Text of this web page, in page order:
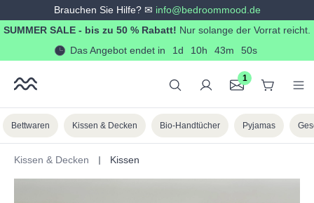
springenBrauchen Sie Hilfe? ✉ info@bedroommood.de
SUMMER SALE - bis zu 50 % Rabatt! Nur solange der Vorrat reicht.
Das Angebot endet in
1d 10h 43m 49s
1
Bettwaren Kissen & Decken Bio-Handtücher Pyjamas
Kissen & Decken Kissen